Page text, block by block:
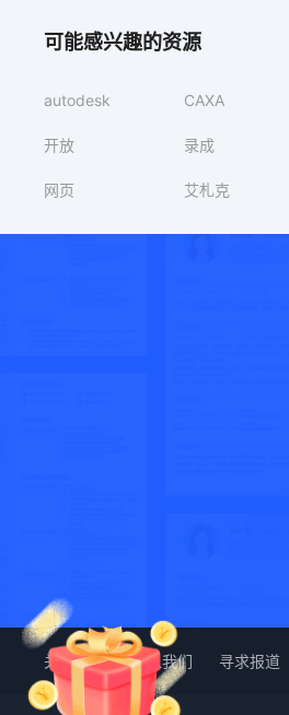
可能感兴趣的资源
autodesk CAXA
开放 录成
网页 艾札克
关于我们 加入我们 寻求报道